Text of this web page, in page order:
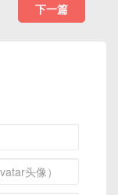
下一篇